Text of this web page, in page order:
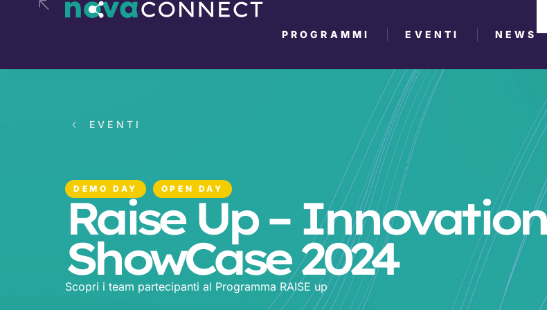
PROGRAMMI EVENTI NEWS
EVENTI
DEMO DAY OPEN DAY
Raise Up – Innovation
ShowCase 2024
Scopri i team partecipanti al Programma RAISE up